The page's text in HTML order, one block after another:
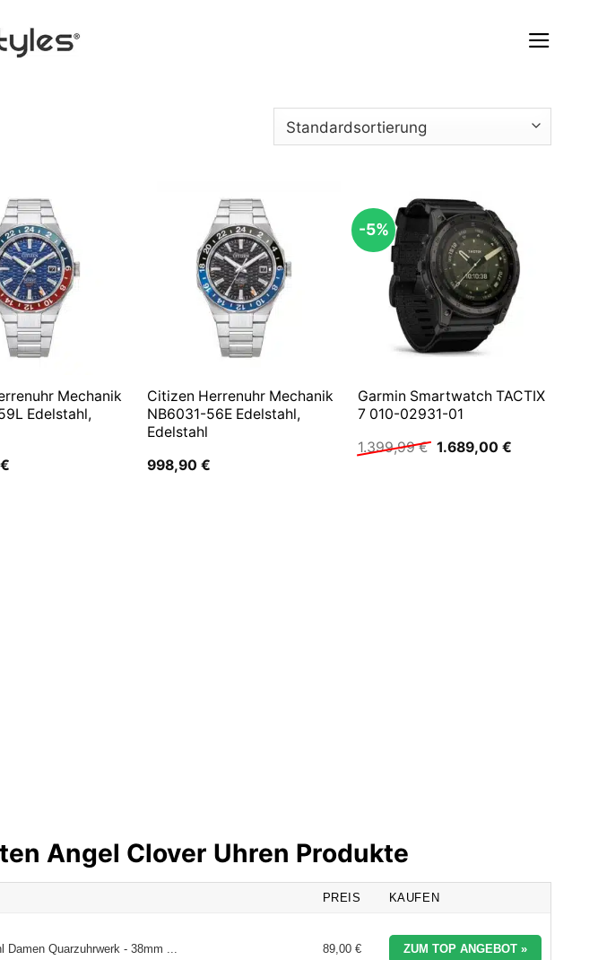
Mechanik
Edelstahl,
€
Citizen Herrenuhr Mechanik
NB6031-56E Edelstahl,
Edelstahl
998,90 €
-5%
Garmin Smartwatch TACTIX
7 010-02931-01
1.399,99€ Ursprünglicher
1.689,00 €Aktueller
Angel Clover Uhren Produkte
PREIS KAUFEN
Damen Quarzuhrwerk - 38mm ... 89,00 € ZUM TOP ANGEBOT »